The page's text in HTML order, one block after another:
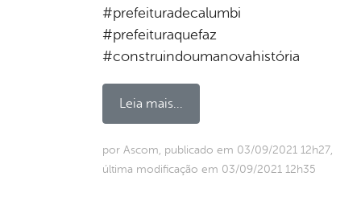
#prefeituradecalumbi
#prefeituraquefaz
#construindoumanovahistória
Leia mais...
por Ascom, publicado em 03/09/2021 12h27,
última modificação em 03/09/2021 12h35